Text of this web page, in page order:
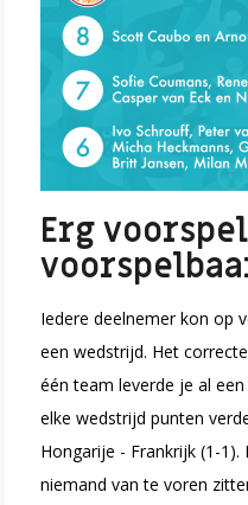
Erg
Iedere deelnemer kon op
een wedstrijd. Het
één team leverde je al
elke wedstrijd punten
Hongarije - Frankrijk (1-
niemand van te voren